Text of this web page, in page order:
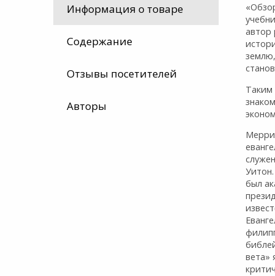
Информация о товаре
Содержание
Отзывы посетителей
Авторы
автор
Таким
был
вета»